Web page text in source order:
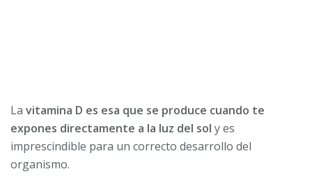
La vitamina D es esa que se produce cuando te
expones directamente a la luz del sol y es
imprescindible para un correcto desarrollo del
organismo.